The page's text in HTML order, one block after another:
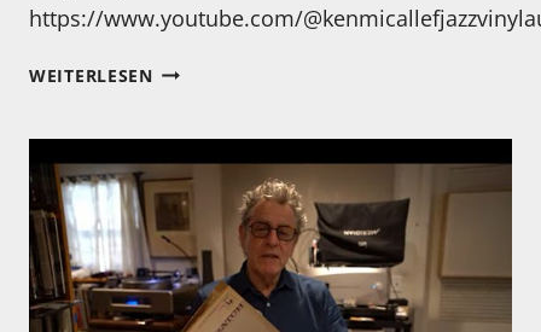
https://www.youtube.com/
WEITERLESENEIN
VON
EINEM,
DER
ES
WISSEN
MUSS…